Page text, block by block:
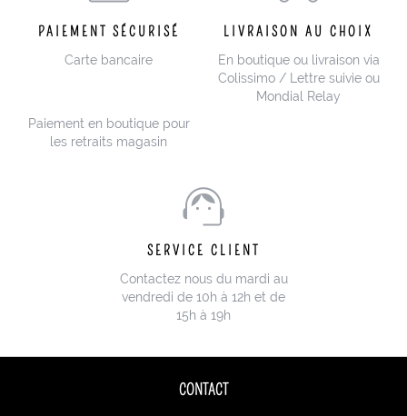
PAIEMENT SÉCURISÉ
Carte bancaire
Paiement en boutique pour
les retraits magasin
LIVRAISON AU CHOIX
En boutique ou livraison via
Colissimo / Lettre suivie ou
Mondial Relay
SERVICE CLIENT
Contactez nous du mardi au
vendredi de 10h à 12h et de
15h à 19h
CONTACT